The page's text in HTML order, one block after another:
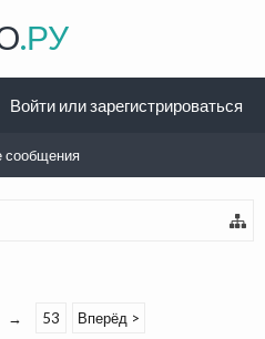
→ 53 Вперёд >
.РУ
сообщения
Войти или зарегистрироваться